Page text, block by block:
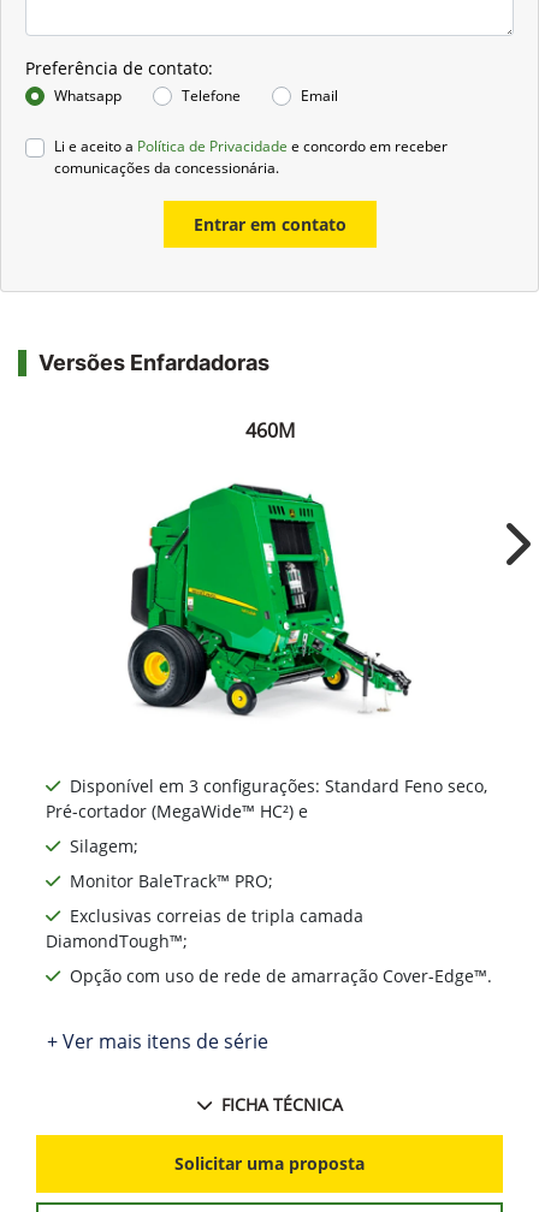
Preferência de contato:
Whatsapp Telefone Email
Li e aceito a Política de Privacidade e concordo em receber
comunicações da concessionária.
Entrar em contato
Versões Enfardadoras
460M
Disponível em 3 configurações: Standard Feno seco,
Pré-cortador (MegaWide™ HC²) e
Silagem;
Monitor BaleTrack™ PRO;
Exclusivas correias de tripla camada
DiamondTough™;
Opção com uso de rede de amarração Cover-Edge™.
+ Ver mais itens de série
FICHA TÉCNICA
Solicitar uma proposta